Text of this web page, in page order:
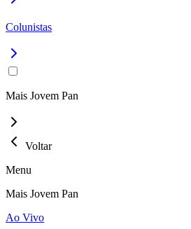
Colunistas
Mais Jovem Pan
Voltar
Menu
Mais Jovem Pan
Ao Vivo